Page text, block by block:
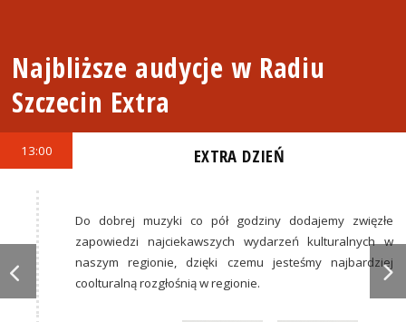
Najbliższe audycje w Radiu
Szczecin Extra
13:00 EXTRA DZIEŃ
Do dobrej muzyki co pół godziny dodajemy zwięzłe
zapowiedzi najciekawszych wydarzeń kulturalnych w
naszym regionie, dzięki czemu jesteśmy najbardziej
coolturalną rozgłośnią w regionie.